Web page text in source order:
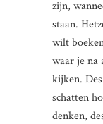
zijn,
staan.
wilt
waar je na
kijken.
schatten
denken,